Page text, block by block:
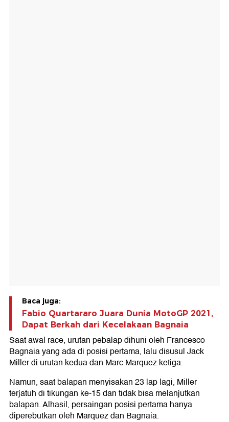
Baca juga:
Fabio Quartararo Juara Dunia MotoGP 2021,
Dapat Berkah dari Kecelakaan Bagnaia
Saat awal race, urutan pebalap dihuni oleh Francesco
Bagnaia yang ada di posisi pertama, lalu disusul Jack
Miller di urutan kedua dan Marc Marquez ketiga.
Namun, saat balapan menyisakan 23 lap lagi, Miller
terjatuh di tikungan ke-15 dan tidak bisa melanjutkan
balapan. Alhasil, persaingan posisi pertama hanya
diperebutkan oleh Marquez dan Bagnaia.